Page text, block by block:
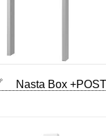
Nasta Box +POST